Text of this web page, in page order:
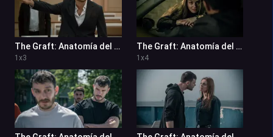
The Graft: Anatomía del Caos 1x3
1 x3
The Graft: Anatomía del Caos 1x4
1 x4